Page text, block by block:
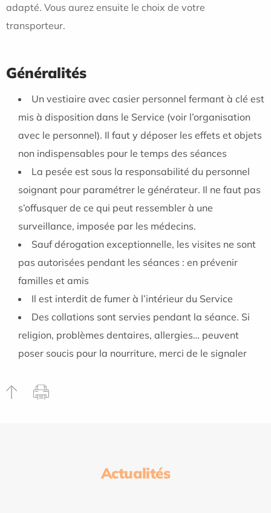
adapté. Vous aurez ensuite le choix de votre
transporteur.
Généralités
Un vestiaire avec casier personnel fermant à clé est
mis à disposition dans le Service (voir l’organisation
avec le personnel). Il faut y déposer les effets et objets
non indispensables pour le temps des séances
La pesée est sous la responsabilité du personnel
soignant pour paramétrer le générateur. Il ne faut pas
s’offusquer de ce qui peut ressembler à une
surveillance, imposée par les médecins.
Sauf dérogation exceptionnelle, les visites ne sont
pas autorisées pendant les séances : en prévenir
familles et amis
Il est interdit de fumer à l’intérieur du Service
Des collations sont servies pendant la séance. Si
religion, problèmes dentaires, allergies… peuvent
poser soucis pour la nourriture, merci de le signaler
Actualités